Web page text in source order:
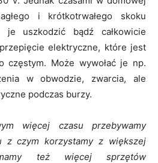
i krótkotrwałego skoku
uszkodzić bądź całkowicie
elektryczne, które jest
częstym. Może wywołać je np.
w obwodzie, zwarcia, ale
podczas burzy.
więcej czasu przebywamy
z czym korzystamy z większej
też więcej sprzętów